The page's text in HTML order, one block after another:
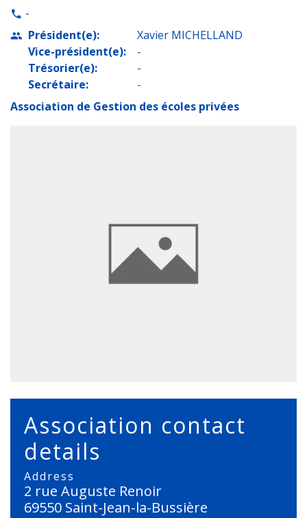
phone -
people Président(e):
Vice-président(e):
Trésorier(e):
Secrétaire:
Xavier MICHELLAND
-
-
-
Association de Gestion des écoles privées
Association contact
details
Address
2 rue Auguste Renoir
69550 Saint-Jean-la-Bussière